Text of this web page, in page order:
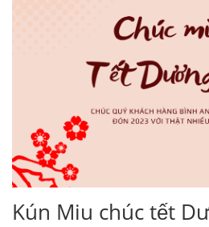
Kún Miu chúc tết